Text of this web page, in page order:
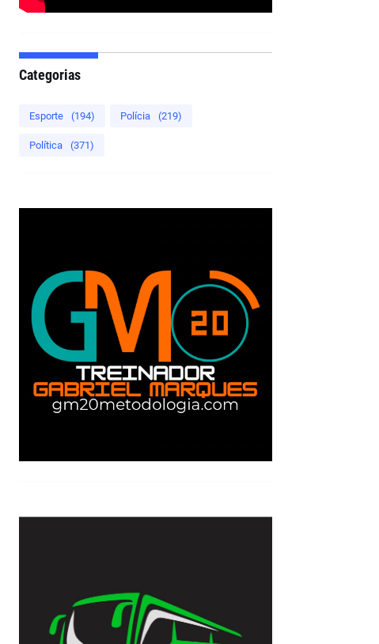
Categorias
Esporte (194) Polícia (219)
Política (371)